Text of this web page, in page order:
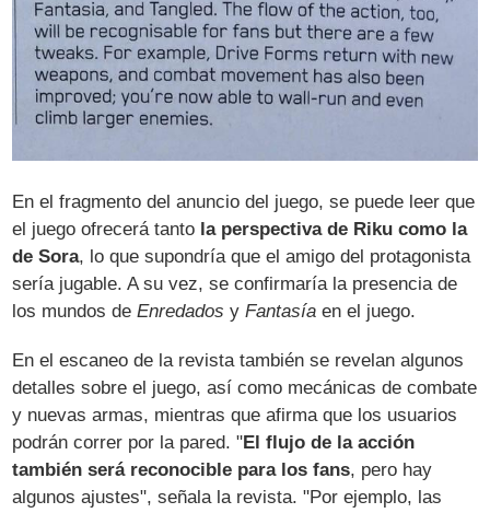
En el fragmento del anuncio del juego, se puede leer que
el juego ofrecerá tanto la perspectiva de Riku como la
de Sora, lo que supondría que el amigo del protagonista
sería jugable. A su vez, se confirmaría la presencia de
los mundos deEnredados yFantasía en el juego.
En el escaneo de la revista también se revelan algunos
detalles sobre el juego, así como mecánicas de combate
y nuevas armas, mientras que afirma que los usuarios
podrán correr por la pared. "El flujo de la acción
también será reconocible para los fans, pero hay
algunos ajustes", señala la revista. "Por ejemplo, las